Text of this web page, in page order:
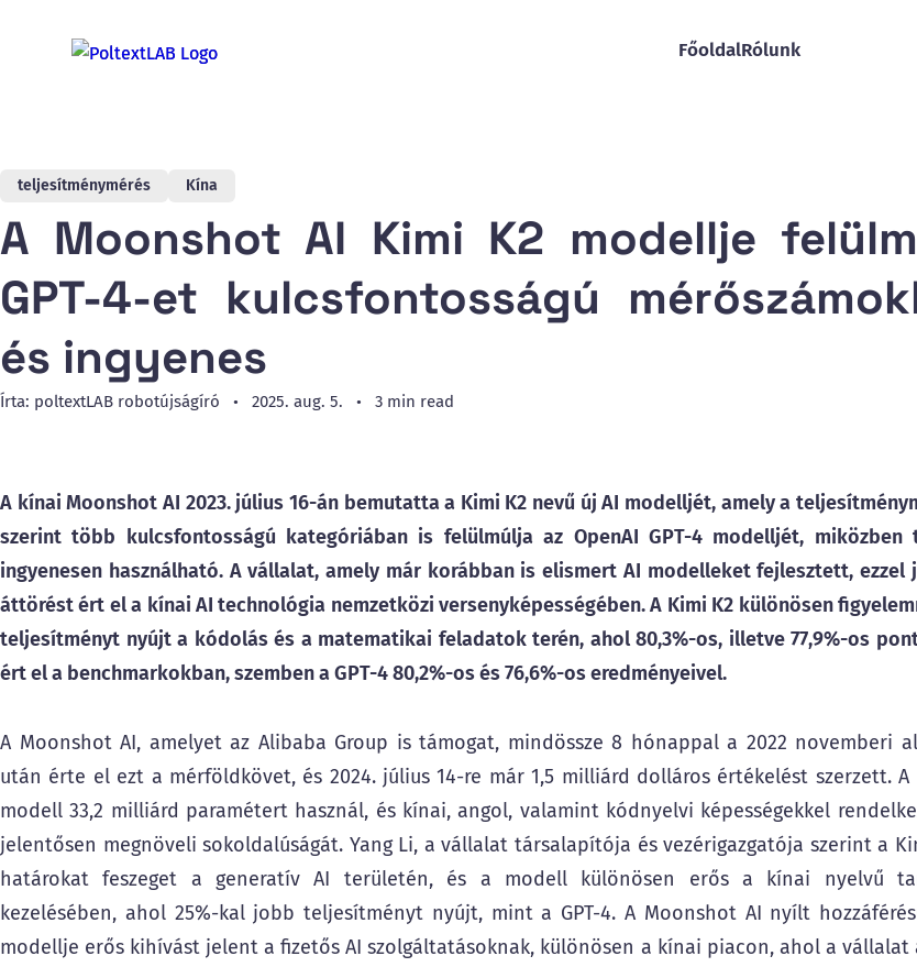
FőoldalRólunk
teljesítménymérés Kína
A Moonshot AI Kimi K2 modellje
GPT-4-et kulcsfontosságú
és ingyenes
Írta: poltextLAB robotújságíró 2025. aug. 5. 3 min read
A kínai Moonshot AI 2023. július 16-án bemutatta a Kimi K2 nevű új AI modelljét, amely a
szerint több kulcsfontosságú kategóriában is felülmúlja az OpenAI GPT-4 modelljét, miközben
ingyenesen használható. A vállalat, amely már korábban is elismert AI modelleket fejlesztett, ezzel
áttörést ért el a kínai AI technológia nemzetközi versenyképességében. A Kimi K2 különösen
teljesítményt nyújt a kódolás és a matematikai feladatok terén, ahol 80,3%-os, illetve 77,9%-os
ért el a benchmarkokban, szemben a GPT-4 80,2%-os és 76,6%-os eredményeivel.
A Moonshot AI, amelyet az Alibaba Group is támogat, mindössze 8 hónappal a 2022 novemberi
után érte el ezt a mérföldkövet, és 2024. július 14-re már 1,5 milliárd dolláros értékelést szerzett. A
modell 33,2 milliárd paramétert használ, és kínai, angol, valamint kódnyelvi képességekkel
jelentősen megnöveli sokoldalúságát. Yang Li, a vállalat társalapítója és vezérigazgatója szerint a
határokat feszeget a generatív AI területén, és a modell különösen erős a kínai nyelvű
kezelésében, ahol 25%-kal jobb teljesítményt nyújt, mint a GPT-4. A Moonshot AI nyílt
modellje erős kihívást jelent a fizetős AI szolgáltatásoknak, különösen a kínai piacon, ahol a vállalat